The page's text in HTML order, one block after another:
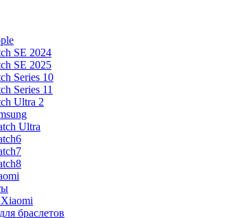
SE 2024
SE 2025
Series 10
Series 11
Ultra 2
Ultra
браслетов